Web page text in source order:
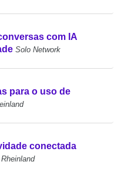
com IA
Solo Network
para o uso de
conectada